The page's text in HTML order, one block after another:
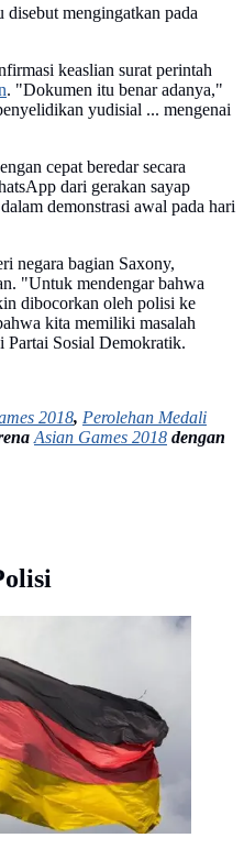
mengingatkan pada
keaslian surat perintah
. "Dokumen itu benar adanya,"
yudisial ... mengenai
cepat beredar secara
dari gerakan sayap
demonstrasi awal pada hari
negara bagian Saxony,
"Untuk mendengar bahwa
dibocorkan oleh polisi ke
kita memiliki masalah
Partai Sosial Demokratik.
2018, Perolehan Medali
Asian Games 2018 dengan
via capitalfm.co.ke)